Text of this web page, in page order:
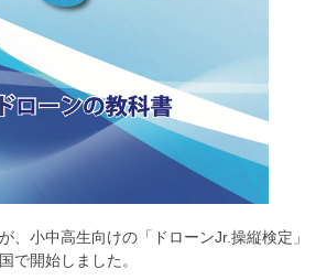
、小中高生向けの「ドローンJr.操縦検定」
で開始しました。